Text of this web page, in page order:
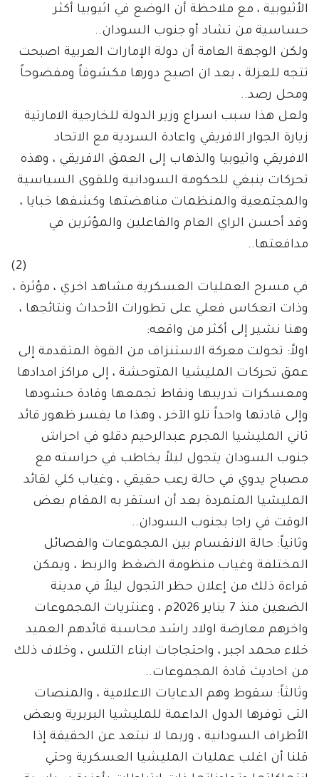
الأثيوبية ، مع ملاحظة أن الوضع في اثيوبيا أكثر
حساسية من تشاد أو جنوب السودان..
ولكن الوجهة العامة أن دولة الإمارات العربية اصبحت
تتجه للعزلة ، بعد ان اصبح دورها مكشوفاً ومفضوحاً
ومحل رصد..
ولعل هذا سبب اسراع وزير الدولة للخارجية الامارتية
زيارة الجوار الافريقي واعادة السردية مع الاتحاد
الافريقي واثيوبيا والذهاب إلى العمق الافريقي ، وهذه
تحركات ينبغي للحكومة السودانية وللقوى السياسية
والمجتمعية والمنظمات مناهضتها وكشفها خبايا ،
وقد أحسن الراي العام والفاعلين والمؤثرين في
مدافعتها..
(2)
في مسرح العمليات العسكرية مشاهد اخري ، مؤثرة ،
وذات انعكاس فعلي على تطورات الأحداث ونتائجها ،
وهنا نشير إلى أكثر من واقعه:
اولاً: تحولت معركة الاستنزاف من القوة المتقدمة إلى
عمق تحركات المليشيا المتوحشة ، إلى مراكز امدادها
ومعسكرات تدريبها ونقاط تجمعها وقادة حشودها
وإلى قادتها واحداً تلو الآخر ، وهذا ما يفسر ظهور قائد
ثاني المليشيا المجرم عبدالرحيم دقلو في احراش
جنوب السودان يتجول ليلاً يخاطب في حراسته مع
مصباح يدوي في حالة رعب حقيقي ، وغياب كلي لقائد
المليشيا المتمردة بعد أن استقر به المقام بعض
الوقت في راجا بجنوب السودان..
وثانياً: حالة الانقسام بين المجموعات والفصائل
المختلفة وغياب منظومة الضغط والربط ، ويمكن
قراءة ذلك من إعلان حظر التجول ليلاً في مدينة
الضعين منذ 7 يناير 2026م ، وعنتريات المجموعات
واخرهم معارضة اولاد راشد محاسبة قائدهم العميد
خلاء محمد اجبر ، واحتجاجات ابناء التلس ، وخلاف ذلك
من احاديث قادة المجموعات..
وثالثاً: سقوط وهم الدعايات الاعلامية ، والمنصات
التى توفرها الدول الداعمة للمليشيا البربرية وبعض
الأطراف السودانية ، وربما لا نبتعد عن الحقيقة إذا
قلنا أن اغلب عمليات المليشيا العسكرية وحتي